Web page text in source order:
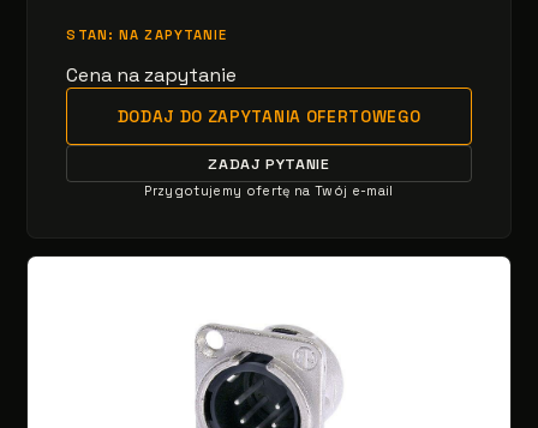
STAN: NA ZAPYTANIE
Cena na zapytanie
DODAJ DO ZAPYTANIA OFERTOWEGO
ZADAJ PYTANIE
Przygotujemy ofertę na Twój e-mail